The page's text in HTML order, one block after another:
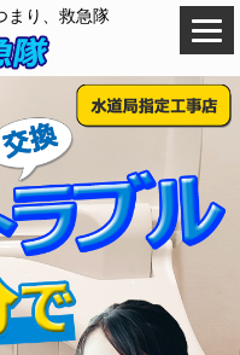
まり、救急隊